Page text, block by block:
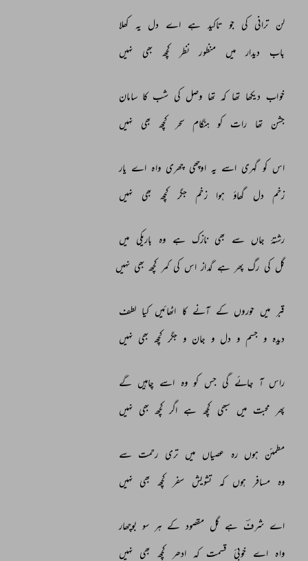
لن ترانی کی جو تاکید ہے اے دل یہ کھلا
باب
دیدار میں منظور نظر کچھ بھی نہیں
خواب دیکھا تھا کہ تھا وصل کی شب کا سامان
جشن
تھا رات کو ہنگام سحر کچھ بھی نہیں
اس کو گہری اسے یہ اوچھی چھری واہ اے یار
زخم
دل گھاؤ ہوا زخم جگر کچھ بھی نہیں
رشتۂ جاں سے بھی نازک ہے وہ باریکی میں
گل کی رگ پھر ہے گداز اس کی کمر کچھ بھی نہیں
قبر میں حوروں کے آنے کا اٹھائیں کیا لطف
دیدہ و جسم و دل و جان و جگر کچھ بھی نہیں
راس آ جائے گی جس کو وہ اسے چاہیں گے
پھر محبت میں سبھی کچھ ہے اگر کچھ بھی نہیں
مطمئن ہوں رہ عصیاں میں تری رحمت سے
وہ مسافر ہوں کہ تشویش سفر کچھ بھی نہیں
اے شرفؔ ہے گل مقصود کے ہر سو بوچھار
واہ اے خوبیٔ قسمت کہ ادھر کچھ بھی نہیں